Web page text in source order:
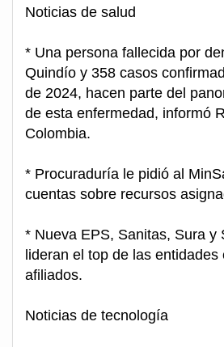
Noticias de salud
* Una persona fallecida por
Quindío y 358 casos
de 2024, hacen parte del
de esta enfermedad, informó
Colombia.
* Procuraduría le pidió al
cuentas sobre recursos
* Nueva EPS, Sanitas, Sura y
lideran el top de las entidades
afiliados.
Noticias de tecnología